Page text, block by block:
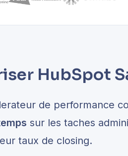
HubSpot
de performance
sur les taches
taux de closing.